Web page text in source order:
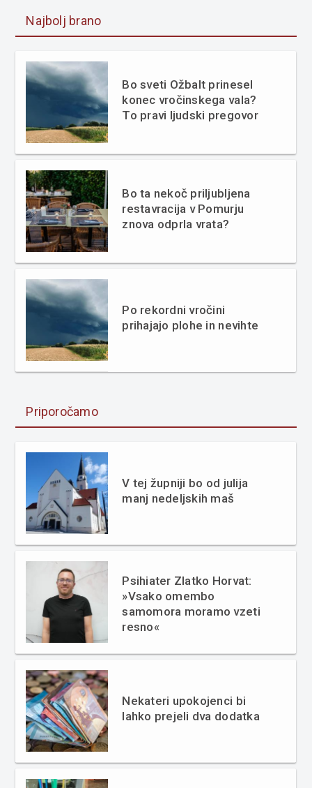
Najbolj brano
Bo sveti Ožbalt prinesel
konec vročinskega vala?
To pravi ljudski pregovor
Bo ta nekoč priljubljena
restavracija v Pomurju
znova odprla vrata?
Po rekordni vročini
prihajajo plohe in nevihte
Priporočamo
V tej župniji bo od julija
manj nedeljskih maš
Psihiater Zlatko Horvat:
»Vsako omembo
samomora moramo vzeti
resno«
Nekateri upokojenci bi
lahko prejeli dva dodatka